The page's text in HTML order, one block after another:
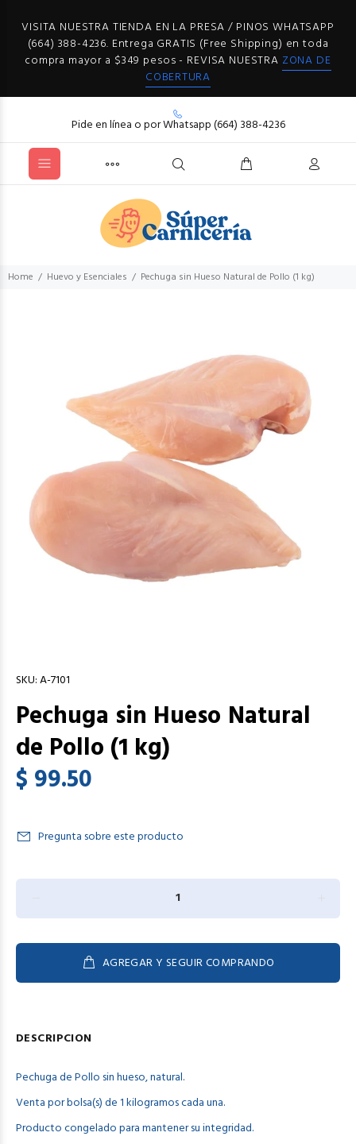
VISITA NUESTRA TIENDA EN LA PRESA / PINOS WHATSAPP
(664) 388-4236. Entrega GRATIS (Free Shipping) en toda
compra mayor a $349 pesos - REVISA NUESTRA ZONA DE
COBERTURA
Pide en línea o por Whatsapp (664) 388-4236
Home Huevo y Esenciales Pechuga sin Hueso Natural de Pollo (1 kg)
SKU:A-7101
Pechuga sin Hueso Natural
de Pollo (1 kg)
$ 99.50
Pregunta sobre este producto
AGREGAR Y SEGUIR COMPRANDO
DESCRIPCION
Pechuga de Pollo sin hueso, natural.
Venta por bolsa(s) de 1 kilogramos cada una.
Producto congelado para mantener su integridad.